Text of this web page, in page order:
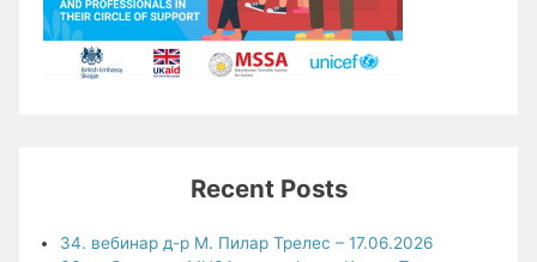
Recent Posts
34. вебинар д-р М. Пилар Трелес – 17.06.2026